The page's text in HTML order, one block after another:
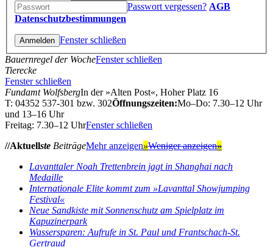
Passwort vergessen? AGB
Datenschutzbestimmungen
Fenster schließen
Bauernregel der WocheFenster schließen
Tierecke
Fenster schließen
Fundamt WolfsbergIn der »Alten Post«, Hoher Platz 16
T: 04352 537-301 bzw. 302Öffnungszeiten:Mo–Do: 7.30–12 Uhr
und 13–16 Uhr
Freitag: 7.30–12 UhrFenster schließen
//Aktuellste BeiträgeMehr anzeigen»Weniger anzeigen»
Lavanttaler Noah Trettenbrein jagt in Shanghai nach
Medaille
Internationale Elite kommt zum »Lavanttal Showjumping
Festival«
Neue Sandkiste mit Sonnenschutz am Spielplatz im
Kapuzinerpark
Wassersparen: Aufrufe in St. Paul und Frantschach-St.
Gertraud